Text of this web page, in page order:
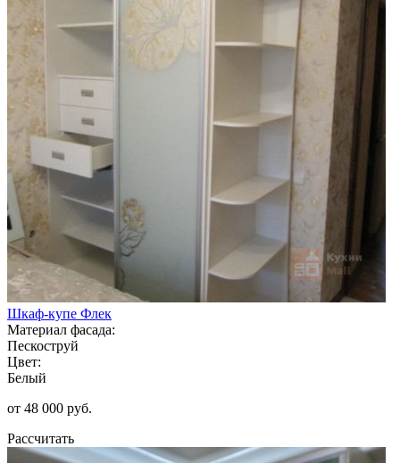
Шкаф-купе Флек
Материал фасада:
Пескоструй
Цвет:
Белый
от 48 000 руб.
Рассчитать